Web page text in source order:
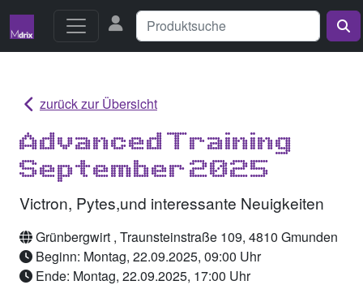
zurück zur Übersicht
Advanced Training
September 2025
Victron, Pytes,und interessante Neuigkeiten
Grünbergwirt , Traunsteinstraße 109, 4810 Gmunden
Beginn: Montag, 22.09.2025, 09:00 Uhr
Ende: Montag, 22.09.2025, 17:00 Uhr